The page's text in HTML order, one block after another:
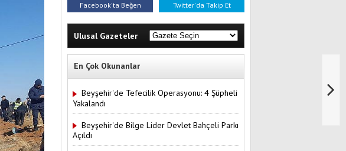
Facebook'ta Beğen Twitter'da Takip Et
Ulusal Gazeteler
En Çok Okunanlar
Beyşehir'de Tefecilik Operasyonu: 4 Şüpheli
Yakalandı
Beyşehir'de Bilge Lider Devlet Bahçeli Parkı
Açıldı